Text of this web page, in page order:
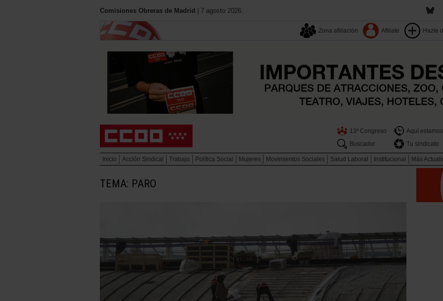
Comisiones Obreras de Madrid | 7 agosto 2026.
Zona afiliación Afiliate Hazte
13º Congreso Aquí estamos
Buscador
Tu sindicato
Inicio Acción Sindical Trabajo Política Social Mujeres Movimientos Sociales Salud Laboral Institucional Más
TEMA: PARO